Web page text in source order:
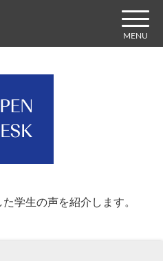
学生の声を紹介します。